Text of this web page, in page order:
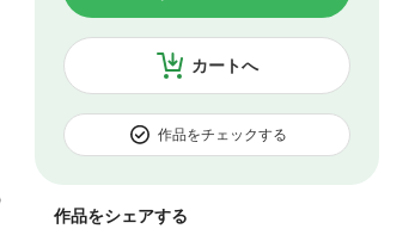
カートへ
作品をチェックする
作品をシェアする